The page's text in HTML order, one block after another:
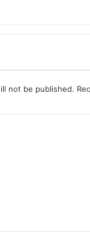
not be published.